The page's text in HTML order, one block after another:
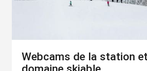
Webcams de la station
domaine skiable